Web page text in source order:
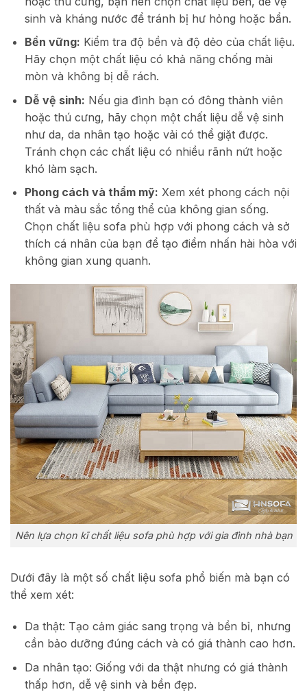
sinh và kháng nước để tránh bị hư hỏng hoặc bẩn.
Bền vững: Kiểm tra độ bền và độ dẻo của chất liệu.
Hãy chọn một chất liệu có khả năng chống mài
mòn và không bị dễ rách.
Dễ vệ sinh: Nếu gia đình bạn có đông thành viên
hoặc thú cưng, hãy chọn một chất liệu dễ vệ sinh
như da, da nhân tạo hoặc vải có thể giặt được.
Tránh chọn các chất liệu có nhiều rãnh nứt hoặc
khó làm sạch.
Phong cách và thẩm mỹ: Xem xét phong cách nội
thất và màu sắc tổng thể của không gian sống.
Chọn chất liệu sofa phù hợp với phong cách và sở
thích cá nhân của bạn để tạo điểm nhấn hài hòa với
không gian xung quanh.
Nên lựa chọn kĩ chất liệu sofa phù hợp với gia đình nhà bạn
Dưới đây là một số chất liệu sofa phổ biến mà bạn có
thể xem xét:
Da thật: Tạo cảm giác sang trọng và bền bỉ, nhưng
cần bảo dưỡng đúng cách và có giá thành cao hơn.
Da nhân tạo: Giống với da thật nhưng có giá thành
thấp hơn, dễ vệ sinh và bền đẹp.